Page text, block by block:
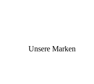
Unsere Marken